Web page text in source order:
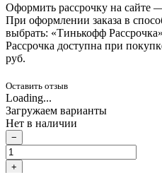
Оформить рассрочку на сайте
При оформлении заказа в
выбрать: «Тинькофф Рассрочка»
Рассрочка доступна при
руб.
Оставить отзыв
Loading...
Загружаем варианты
Нет в наличии
−
+